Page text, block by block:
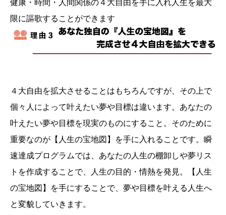
健康・時間・人間関係の４大自由を手に入れ人生を最大
限に謳歌することができます
４大自由を拡大させることはもちろんですが、その上で
個々人によって叶えたい夢や目標は違います。あなたの
叶えたい夢や目標を現実のものにすること。そのために
重要なのが【人生の宝地図】を手に入れることです。瞬
速達成プログラムでは、あなたの人生の棚卸しや夢リス
トを作成することで、人生の目的・情熱を発見。【人生
の宝地図】を手にすることで、夢や目標を叶える人生へ
と変貌していきます。